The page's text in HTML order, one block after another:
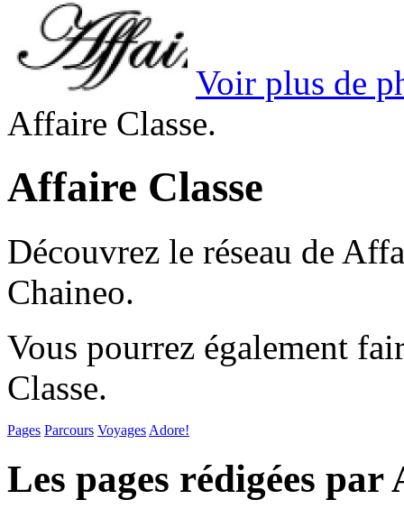
Voir plus de
Affaire Classe.
Affaire Classe
Découvrez le réseau de
Chaineo.
Vous pourrez également
Classe.
Pages Parcours Voyages Adore!
Les pages rédigées par